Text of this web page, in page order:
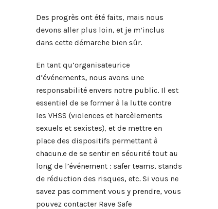
Des progrès ont été faits, mais nous
devons aller plus loin, et je m’inclus
dans cette démarche bien sûr.
En tant qu’organisateurice
d’événements, nous avons une
responsabilité envers notre public. Il est
essentiel de se former à la lutte contre
les VHSS (violences et harcèlements
sexuels et sexistes), et de mettre en
place des dispositifs permettant à
chacun.e de se sentir en sécurité tout au
long de l’événement : safer teams, stands
de réduction des risques, etc. Si vous ne
savez pas comment vous y prendre, vous
pouvez contacter Rave Safe